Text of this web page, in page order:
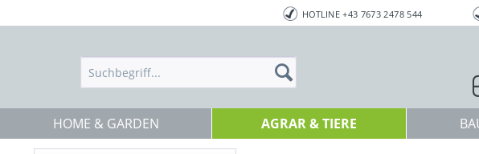
HOTLINE +43 7673 2478 544
HOME & GARDEN AGRAR & TIERE